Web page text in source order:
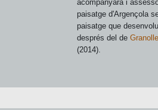
acompanyarà i
paisatge d'Argençola
paisatge que
després del de
(2014).